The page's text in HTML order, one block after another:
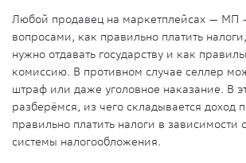
Любой продавец на маркетплейсах — МП
вопросами, как правильно платить
нужно отдавать государству и как
комиссию. В противном случае селлер
штраф или даже уголовное наказание. В
разберёмся, из чего складывается доход
правильно платить налоги в зависимости
системы налогообложения.